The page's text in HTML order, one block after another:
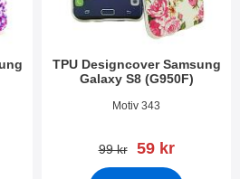
TPU Designcover Samsung
Galaxy S8 (G950F)
Varenr 25665Motiv 343
pris
99 kr pris
59 kr